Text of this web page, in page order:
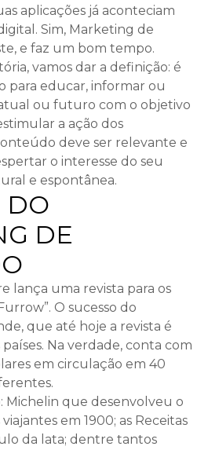
aplicações já aconteciam
Sim, Marketing de
e faz um bom tempo.
vamos dar a definição: é
para educar, informar ou
ou futuro com o objetivo
a ação dos
deve ser relevante e
o interesse do seu
e espontânea.
DO
DE
lança uma revista para os
O sucesso do
que até hoje a revista é
Na verdade, conta com
em circulação em 40
Michelin que desenvolveu o
em 1900; as Receitas
da lata; dentre tantos